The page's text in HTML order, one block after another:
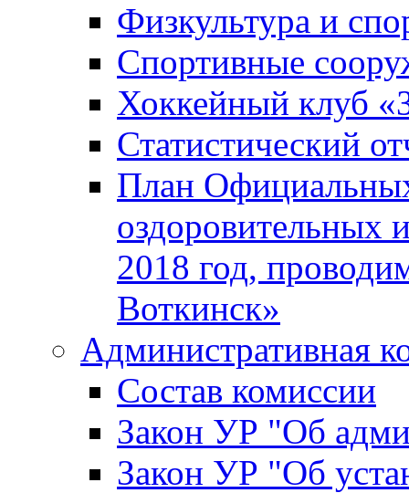
Физкультура и
Спортивные
Хоккейный клуб
Статистический
План
оздоровительных
2018 год,
Воткинск»
Административная
Состав комиссии
Закон УР "Об
Закон УР "Об